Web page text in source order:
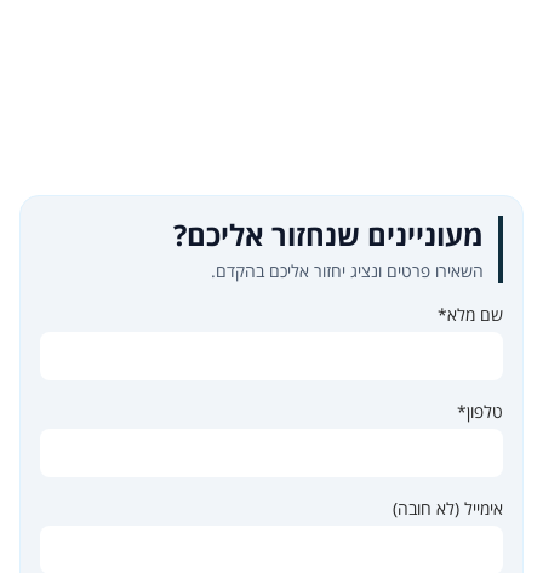
מעוניינים שנחזור אליכם?
השאירו פרטים ונציג יחזור אליכם בהקדם.
שם מלא*
טלפון*
אימייל (לא חובה)